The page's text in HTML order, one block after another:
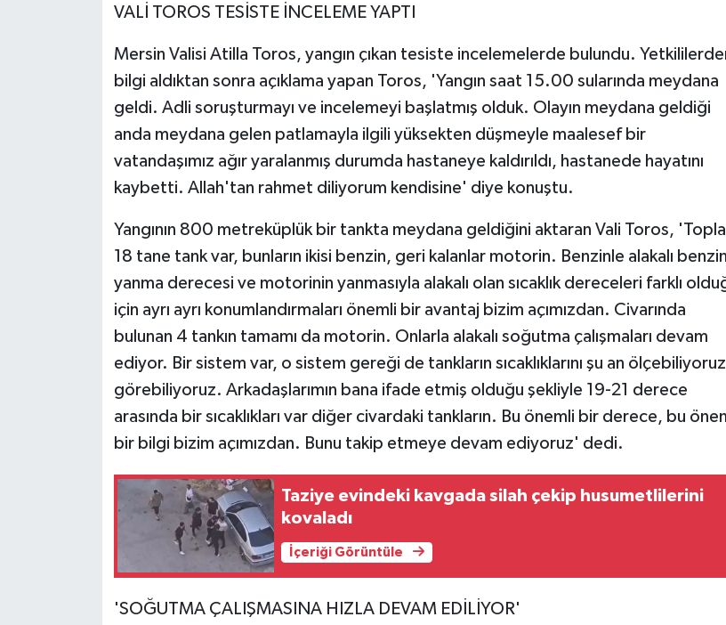
VALİ TOROS TESİSTE İNCELEME YAPTI
Mersin Valisi Atilla Toros, yangın çıkan tesiste incelemelerde bulundu.
bilgi aldıktan sonra açıklama yapan Toros, 'Yangın saat 15.00 sularında meydana
geldi. Adli soruşturmayı ve incelemeyi başlatmış olduk. Olayın meydana geldiği
anda meydana gelen patlamayla ilgili yüksekten düşmeyle maalesef bir
vatandaşımız ağır yaralanmış durumda hastaneye kaldırıldı, hastanede hayatını
kaybetti. Allah'tan rahmet diliyorum kendisine' diye konuştu.
Yangının 800 metreküplük bir tankta meydana geldiğini aktaran Vali Toros,
18 tane tank var, bunların ikisi benzin, geri kalanlar motorin. Benzinle alakalı
yanma derecesi ve motorinin yanmasıyla alakalı olan sıcaklık dereceleri farklı
için ayrı ayrı konumlandırmaları önemli bir avantaj bizim açımızdan. Civarında
bulunan 4 tankın tamamı da motorin. Onlarla alakalı soğutma çalışmaları devam
ediyor. Bir sistem var, o sistem gereği de tankların sıcaklıklarını şu an
görebiliyoruz. Arkadaşlarımın bana ifade etmiş olduğu şekliyle 19-21 derece
arasında bir sıcaklıkları var diğer civardaki tankların. Bu önemli bir derece, bu
bir bilgi bizim açımızdan. Bunu takip etmeye devam ediyoruz' dedi.
Taziye evindeki kavgada silah çekip husumetlilerini
kovaladı
İçeriği Görüntüle
'SOĞUTMA ÇALIŞMASINA HIZLA DEVAM EDİLİYOR'